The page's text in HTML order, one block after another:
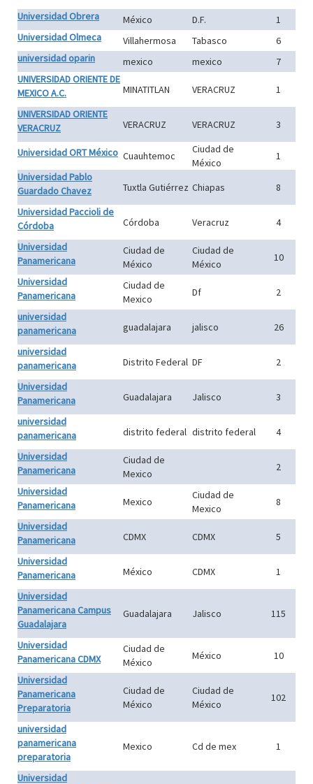
Universidad Obrera
México D.F.
1
Universidad Olmeca
Villahermosa Tabasco
6
universidad oparin
mexico mexico
7
UNIVERSIDAD ORIENTE DE
MEXICO A.C.
MINATITLAN VERACRUZ
1
UNIVERSIDAD ORIENTE
VERACRUZ
VERACRUZ VERACRUZ 3
Universidad ORT México Cuauhtemoc
Ciudad de
México
1
Universidad Pablo
Guardado Chavez
Tuxtla Gutiérrez Chiapas
8
Universidad Paccioli de
Córdoba
Córdoba Veracruz
4
Universidad
Panamericana
Ciudad de
México
Ciudad de
México
10
Universidad
Panamericana
Ciudad de
Mexico
Df
2
universidad
panamericana
guadalajara jalisco
26
universidad
panamericana
Distrito Federal DF
2
Universidad
Panamericana
Guadalajara Jalisco
3
universidad
panamericana
distrito federal distrito federal
4
Universidad
Panamericana
Ciudad de
Mexico
2
Universidad
Panamericana
Mexico
Ciudad de
Mexico
8
Universidad
Panamericana
CDMX CDMX
5
Universidad
Panamericana
México CDMX
1
Universidad
Panamericana Campus
Guadalajara
Guadalajara Jalisco 115
Universidad
Panamericana CDMX
Ciudad de
México
México
10
Universidad
Panamericana
Preparatoria
Ciudad de
México
Ciudad de
México
102
universidad
panamericana
preparatoria
Mexico Cd de mex 1
Universidad